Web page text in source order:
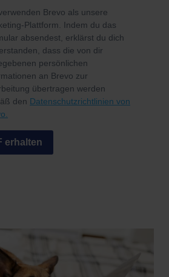
Brevo als unsere
Plattform. Indem du das
absendest, erklärst du dich
dass die von dir
persönlichen
an Brevo zur
übertragen werden
den Datenschutzrichtlinien von
erhalten